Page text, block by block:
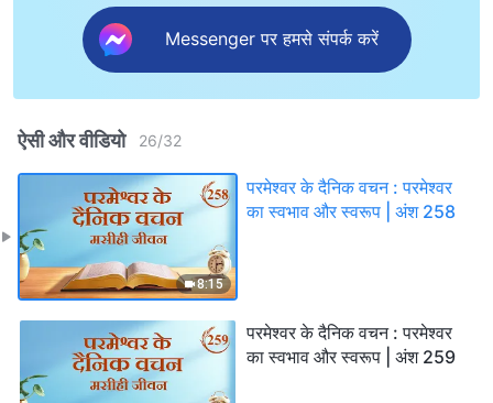
Messenger पर हमसे संपर्क करें
ऐसी और वीडियो 26/32
8:15
परमेश्वर के दैनिक वचन : परमेश्वर
का स्वभाव और स्वरूप | अंश 258
परमेश्वर के दैनिक वचन : परमेश्वर
का स्वभाव और स्वरूप | अंश 259